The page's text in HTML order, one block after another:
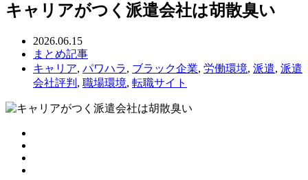
キャリアがつく派遣会社は胡散臭い
2026.06.15
まとめ記事
キャリア, パワハラ, ブラック企業, 労働環境, 派遣, 派遣
会社評判 , 職場環境, 転職サイト